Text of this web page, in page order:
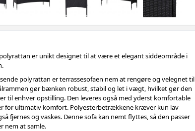
er unikt designet til at være et elegant siddeområde i
polyrattan er terrassesofaen nem at rengøre og velegnet til
gør bænken robust, stabil og let i vægt, hvilket gør den
til enhver opstilling. Den leveres også med yderst komfortable
for ultimativ komfort. Polyesterbetrækkene kræver kun lav
fjernes og vaskes. Denne sofa kan nemt flyttes, så den passer
nem at samle.